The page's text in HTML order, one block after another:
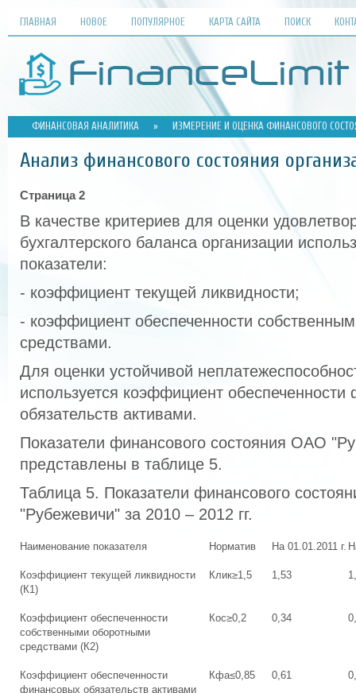
ГЛАВНАЯ НОВОЕ ПОПУЛЯРНОЕ КАРТА САЙТА ПОИСК
ФИНАНСОВАЯ АНАЛИТИКА » ИЗМЕРЕНИЕ И ОЦЕНКА ФИНАНСОВОГО
Анализ финансового состояния
Страница 2
В качестве критериев для оценки
бухгалтерского баланса организации
показатели:
- коэффициент текущей ликвидности;
- коэффициент обеспеченности
средствами.
Для оценки устойчивой
используется коэффициент
обязательств активами.
Показатели финансового состояния ОАО
представлены в таблице 5.
Таблица 5. Показатели финансового
"Рубежевичи" за 2010 – 2012 гг.
Наименование показателя Норматив На 01.01.2011 г.
Коэффициент текущей ликвидности
(К1)
Клик≥1,5 1,53
Коэффициент обеспеченности
собственными оборотными
средствами (К2)
Кос≥0,2 0,34
Коэффициент обеспеченности
финансовых обязательств активами
Кфа≤0,85 0,61